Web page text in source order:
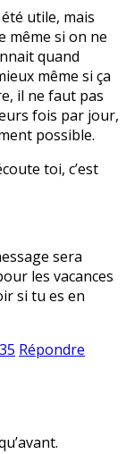
utile, mais
même si on ne
quand
même si ça
il ne faut pas
fois par jour,
possible.
toi, c’est
sera
les vacances
si tu es en
Répondre